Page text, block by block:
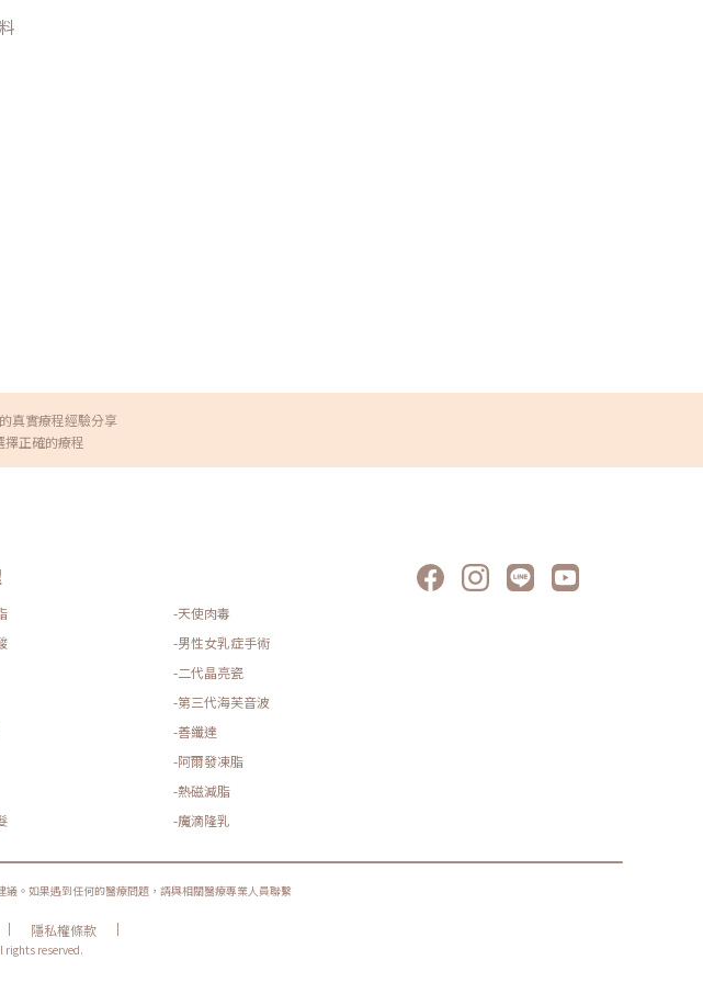
真實療程經驗分享
擇正確的療程
-天使肉毒
-男性女乳症手術
-二代晶亮瓷
-第三代海芙音波
-善纖達
-阿爾發凍脂
-熱磁減脂
-魔滴隆乳
。如果遇到任何的醫療問題，請與相關醫療專業人員聯繫
| 隱私權條款
|
reserved.